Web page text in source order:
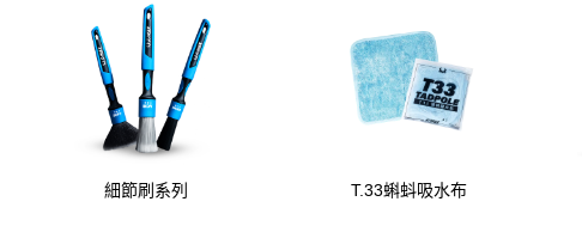
細節刷系列 T.33蝌蚪吸水布